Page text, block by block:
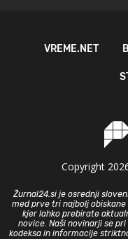
VREME.NET
Copyright
Žurnal24.si je osrednji
med prve tri najbolj
kjer lahko prebirate
novice. Naši novinarji se
kodeksa in informacije